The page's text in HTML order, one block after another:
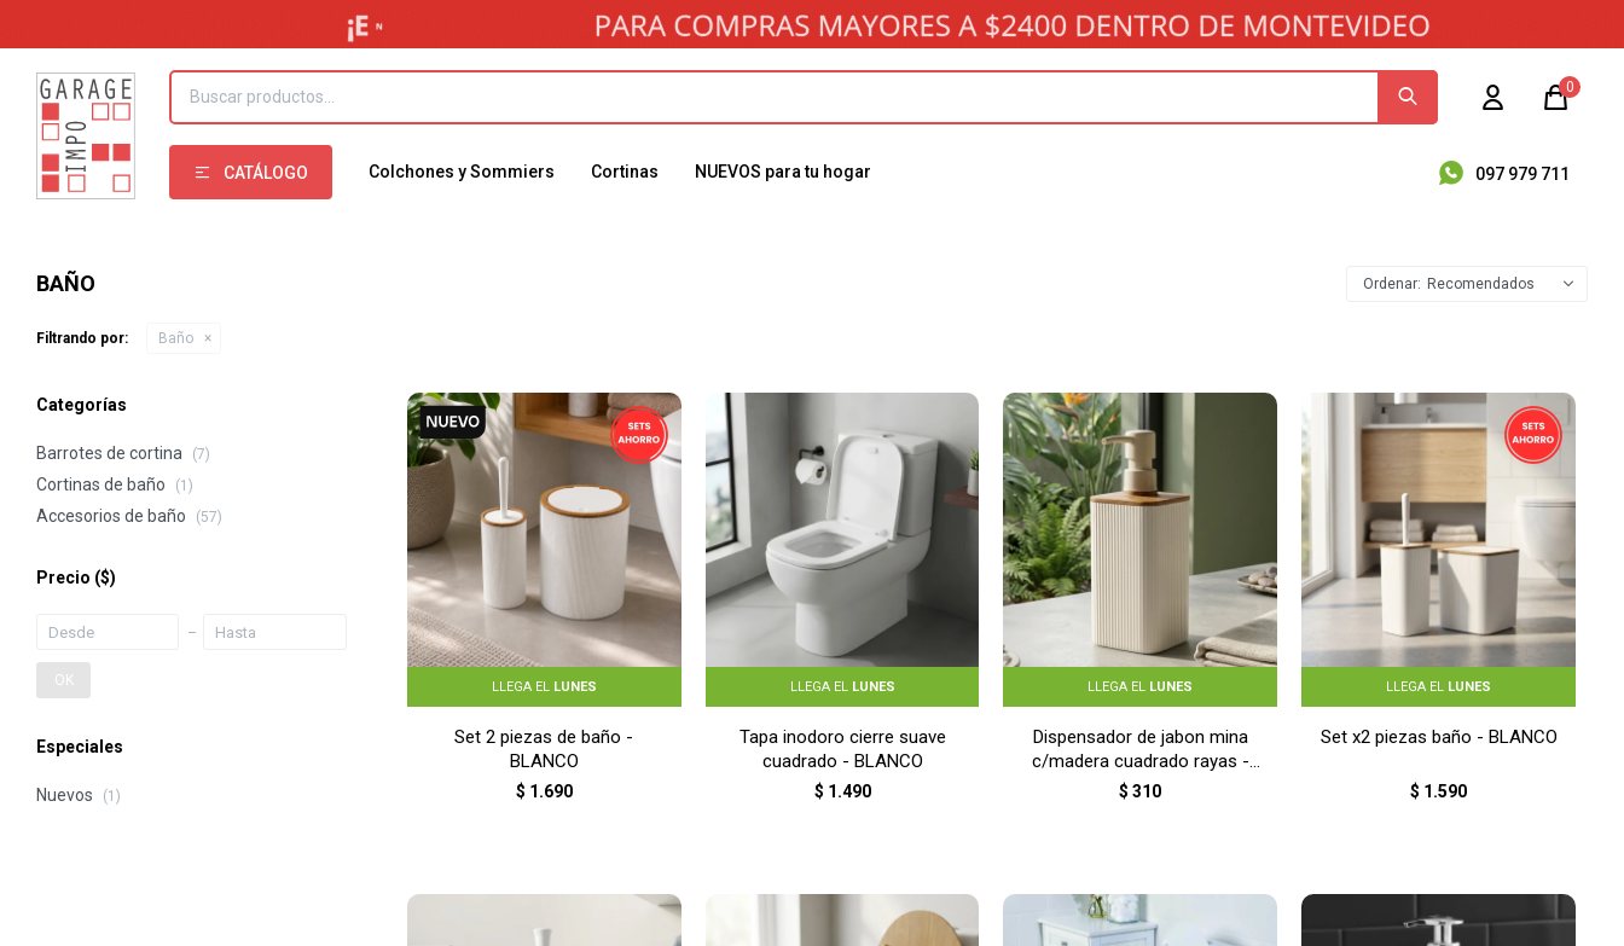
CATÁLOGO Colchones y Sommiers Cortinas NUEVOS para tu hogar 097 979 711
0
BAÑO Recomendados
Filtrando por: Baño
LLEGA EL LUNES
Set 2 piezas de baño -
BLANCO
$ 1.690
LLEGA EL LUNES
Tapa inodoro cierre suave
cuadrado - BLANCO
$ 1.490
LLEGA EL LUNES
Dispensador de jabon mina
c/madera cuadrado rayas -
BLANCO
$ 310
LLEGA EL LUNES
Set x2 piezas baño - BLANCO
$ 1.590
Categorías
Barrotes de cortina (7)
Cortinas de baño (1)
Accesorios de baño (57)
Precio ($)
OK
Especiales
Nuevos (1)